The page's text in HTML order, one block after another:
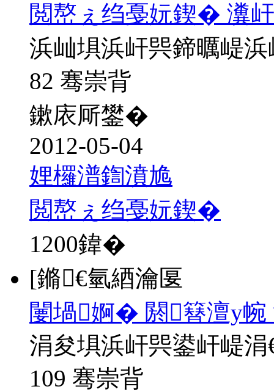
閲嶅ぇ绉戞妧鍥� 瀵
浜屾埧浜屽巺鍗曞崼
82 骞崇背
鏉庡厛鐢�
2012-05-04
娌欏潽鍧濆尯
閲嶅ぇ绉戞妧鍥�
1200鍏�
[鏅€氫綇瀹匽
闄堝婀� 閼簮澶у帵
涓夋埧浜屽巺鍙屽崼
109 骞崇背